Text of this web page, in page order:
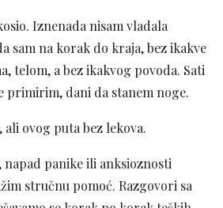
Iznenada nisam vladala
sam na korak do kraja, bez ikakve
telom, a bez ikakvog povoda. Sati
primirim, dani da stanem noge.
ovog puta bez lekova.
napad panike ili anksioznosti
stručnu pomoć. Razgovori sa